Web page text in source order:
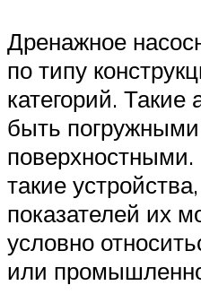
Дренажное
по типу
категорий. Такие
быть
такие
показателей их
условно
или